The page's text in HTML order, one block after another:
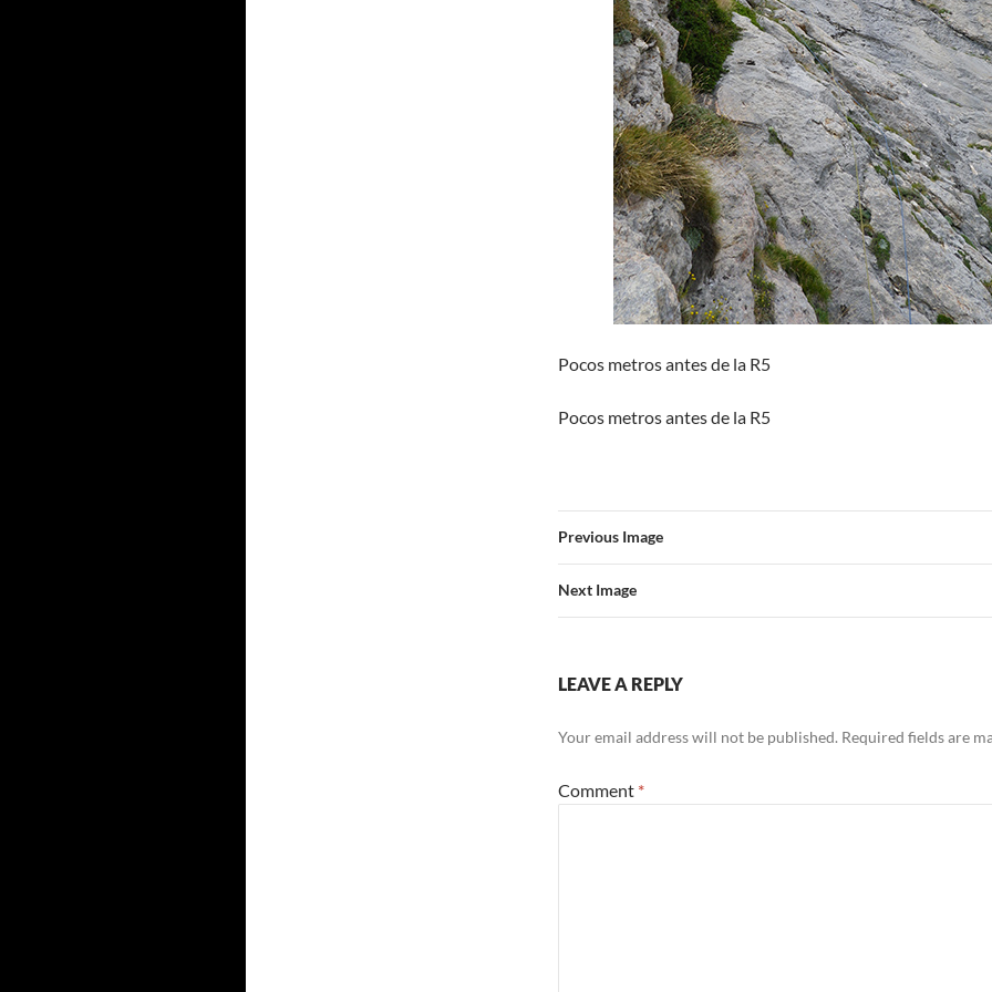
Pocos metros antes de la R5
Pocos metros antes de la R5
Previous Image
Next Image
LEAVE A REPLY
Your email address will not be published. Required fields are
Comment *